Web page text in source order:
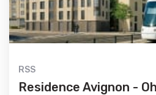
RSS
Residence Avignon -